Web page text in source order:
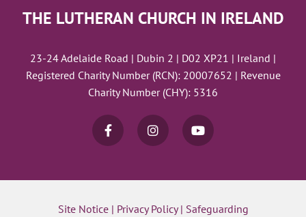
THE LUTHERAN CHURCH IN IRELAND
23-24 Adelaide Road | Dubin 2 | D02 XP21 | Ireland |
Registered Charity Number (RCN): 20007652 | Revenue
Charity Number (CHY): 5316
Site Notice| Privacy Policy| Safeguarding